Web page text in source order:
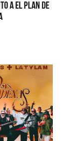
a El Plan de